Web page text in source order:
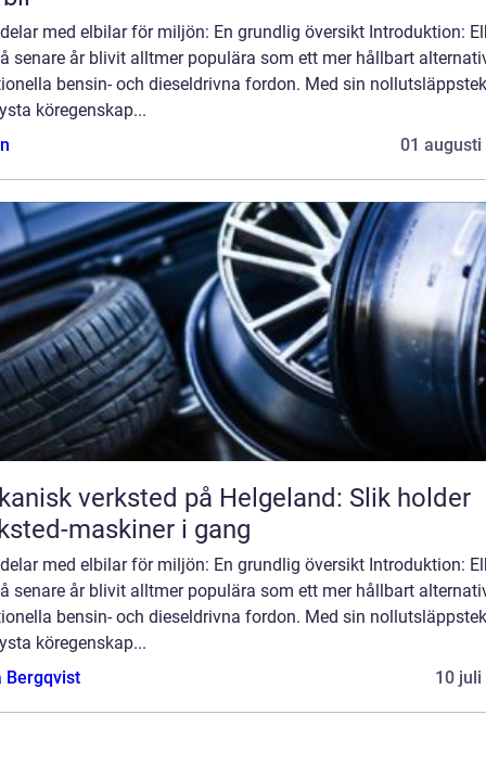
med elbilar för miljön: En grundlig översikt Introduktion:
senare år blivit alltmer populära som ett mer hållbart
bensin- och dieseldrivna fordon. Med sin
köregenskap...
01 augusti
verksted på Helgeland: Slik holder
maskiner i gang
med elbilar för miljön: En grundlig översikt Introduktion:
senare år blivit alltmer populära som ett mer hållbart
bensin- och dieseldrivna fordon. Med sin
köregenskap...
Bergqvist
10 juli